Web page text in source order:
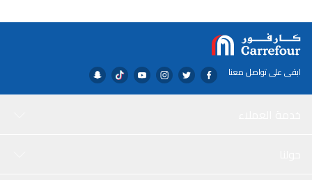
هي الغاردينا والفريزيا؛ القلب مصنوع من الياسمين والورد التركي والكزبرة ثم
ينخفض تدريجيًا بالفانيليا والباتشولي ونجيل الهند. توجد آثار متبقية للعطر تتبع النساء
البرغموت والفاوانيا والفريزيا ويتكون قلب العطر من البنفسج والياسمين والزنبق
بينما تتكون قاعدة العطر من خشب الصندل ونجيل الهند. يعد جوتشي راش عطر
فواكه قبرصي عصري يبدو كبداية تجربة محمومة، تجعل غير المتخيل ممكنًا.
ابقى على تواصل معنا